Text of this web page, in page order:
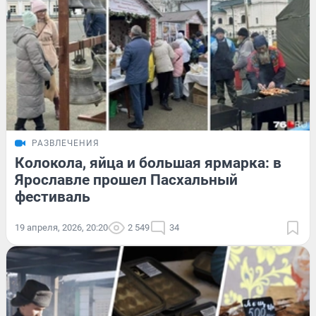
РАЗВЛЕЧЕНИЯ
Колокола, яйца и большая ярмарка: в
Ярославле прошел Пасхальный
фестиваль
19 апреля, 2026, 20:20 2 549 34